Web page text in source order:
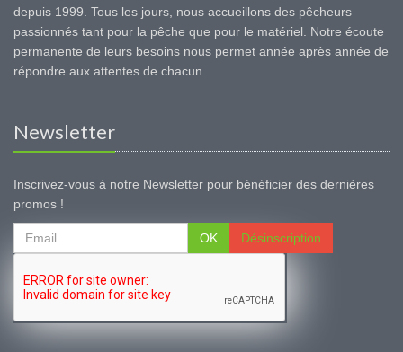
depuis 1999. Tous les jours, nous accueillons des pêcheurs
passionnés tant pour la pêche que pour le matériel. Notre écoute
permanente de leurs besoins nous permet année après année de
répondre aux attentes de chacun.
Newsletter
Inscrivez-vous à notre Newsletter pour bénéficier des dernières
promos !
OK Désinscription